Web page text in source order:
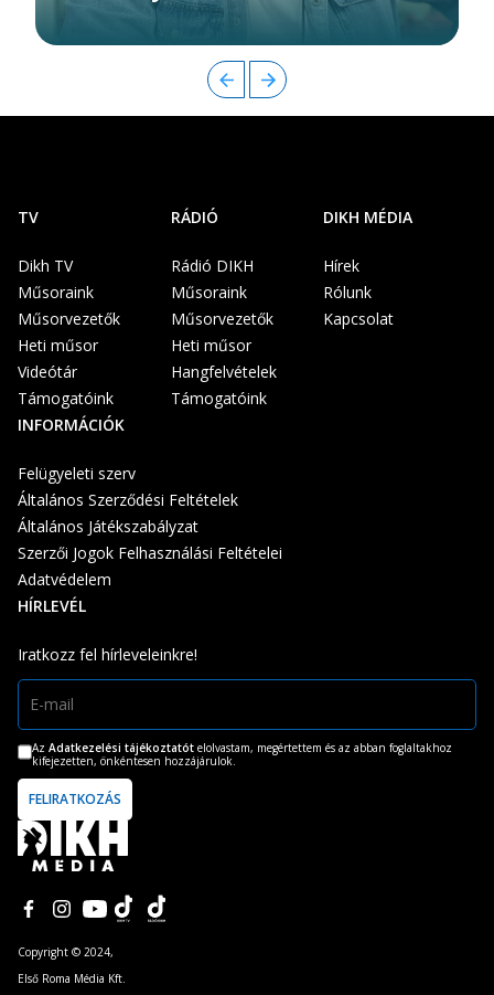
TV
Dikh TV
Műsoraink
Műsorvezetők
Heti műsor
Videótár
Támogatóink
RÁDIÓ
Rádió DIKH
Műsoraink
Műsorvezetők
Heti műsor
Hangfelvételek
Támogatóink
DIKH MÉDIA
Hírek
Rólunk
Kapcsolat
INFORMÁCIÓK
Felügyeleti szerv
Általános Szerződési Feltételek
Általános Játékszabályzat
Szerzői Jogok Felhasználási Feltételei
Adatvédelem
HÍRLEVÉL
Iratkozz fel hírleveleinkre!
Az Adatkezelési tájékoztatót elolvastam, megértettem és az abban foglaltakhoz
kifejezetten, önkéntesen hozzájárulok.
Copyright © 2024,
Első Roma Média Kft.